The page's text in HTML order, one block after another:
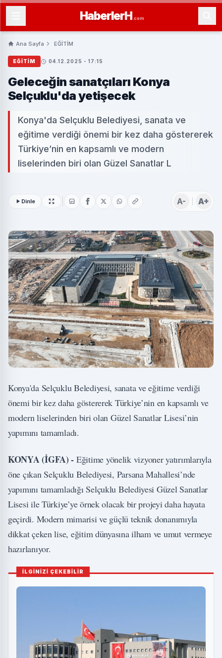
HaberlerH .com
Ana Sayfa EĞİTİM
EĞİTİM 04.12.2025 - 17:15
Geleceğin sanatçıları Konya
Selçuklu'da yetişecek
Konya'da Selçuklu Belediyesi, sanata ve
eğitime verdiği önemi bir kez daha göstererek
Türkiye’nin en kapsamlı ve modern
liselerinden biri olan Güzel Sanatlar L
Dinle A- A+
Konya'da Selçuklu Belediyesi, sanata ve eğitime verdiği
önemi bir kez daha göstererek Türkiye’nin en kapsamlı ve
modern liselerinden biri olan Güzel Sanatlar Lisesi’nin
yapımını tamamladı.
KONYA (İGFA) - Eğitime yönelik vizyoner yatırımlarıyla
öne çıkan Selçuklu Belediyesi, Parsana Mahallesi’nde
yapımını tamamladığı Selçuklu Belediyesi Güzel Sanatlar
Lisesi ile Türkiye’ye örnek olacak bir projeyi daha hayata
geçirdi. Modern mimarisi ve güçlü teknik donanımıyla
dikkat çeken lise, eğitim dünyasına ilham ve umut vermeye
hazırlanıyor.
İLGİNİZİ ÇEKEBİLİR